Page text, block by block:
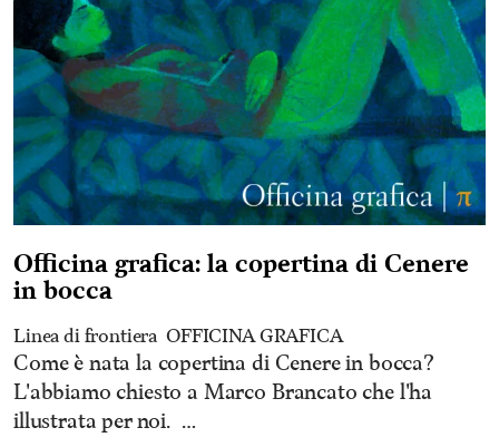
Officina grafica: la copertina di Cenere
in bocca
Linea di frontiera OFFICINA GRAFICA
Come è nata la copertina di Cenere in bocca?
L'abbiamo chiesto a Marco Brancato che l'ha
illustrata per noi. …